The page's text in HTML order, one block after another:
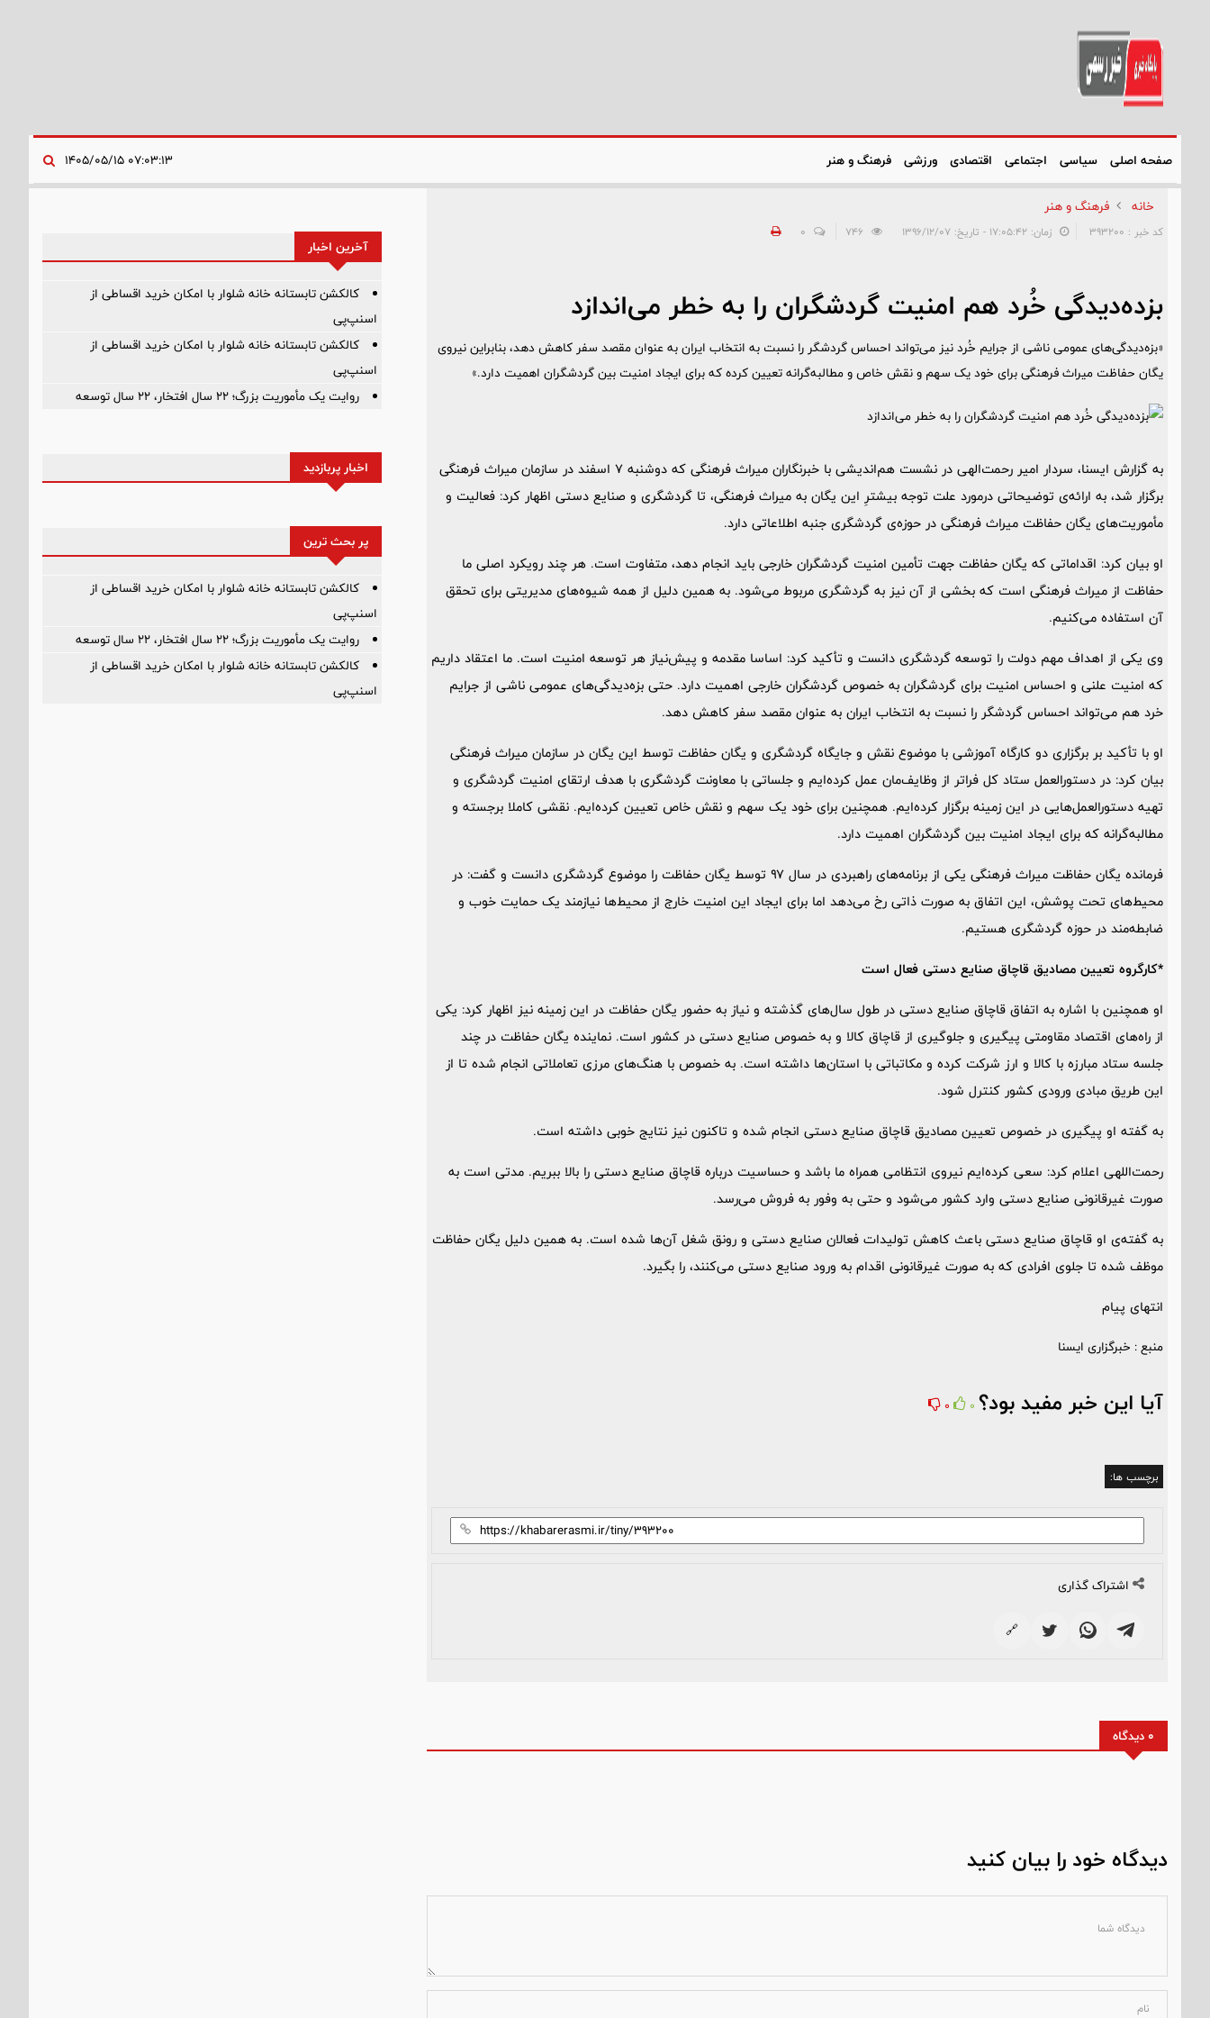
صفحه اصلی سیاسی اجتماعی اقتصادی ورزشی فرهنگ و هنر
خانه فرهنگ و هنر
کد خبر : 393200 زمان: ۱۷:۰۵:۴۲ - تاریخ: ۱۳۹۶/۱۲/۰۷ 0
بزده‌دیدگی خُرد هم امنیت گردشگران را به خطر می‌اندازد
«بزه‌دیدگی‌های عمومی ناشی از جرایم خُرد نیز می‌تواند احساس گردشگر را نسبت به انتخاب ایران به عنوان مقصد سفر کاهش دهد، بنابراین نیروی
یگان حفاظت میراث فرهنگی برای خود یک سهم و نقش خاص و مطالبه‌گرانه تعیین کرده که برای ایجاد امنیت بین گردشگران اهمیت دارد.»
به گزارش ایسنا، سردار امیر رحمت‌الهی در نشست هم‌اندیشی با خبرنگاران میراث فرهنگی که دوشنبه ۷ اسفند در سازمان میراث فرهنگی
برگزار شد، به ارائه‌ی توضیحاتی درمورد علت توجه بیشترِ این یگان به میراث فرهنگی، تا گردشگری و صنایع دستی اظهار کرد: فعالیت و
مأموریت‌های یگان حفاظت میراث فرهنگی در حوزه‌ی گردشگری جنبه اطلاعاتی دارد.
او بیان کرد: اقداماتی که یگان حفاظت جهت تأمین امنیت گردشگران خارجی باید انجام دهد، متفاوت است. هر چند رویکرد اصلی ما
حفاظت از میراث فرهنگی است که بخشی از آن نیز به گردشگری مربوط می‌شود. به همین دلیل از همه شیوه‌های مدیریتی برای تحقق
آن استفاده می‌کنیم.
وی یکی از اهداف مهم دولت را توسعه گردشگری دانست و تأکید کرد: اساسا مقدمه و پیش‌نیاز هر توسعه امنیت است. ما اعتقاد داریم
که امنیت علنی و احساس امنیت برای گردشگران به خصوص گردشگران خارجی اهمیت دارد. حتی بزه‌دیدگی‌های عمومی ناشی از جرایم
خرد هم می‌تواند احساس گردشگر را نسبت به انتخاب ایران به عنوان مقصد سفر کاهش دهد.
او با تأکید بر برگزاری دو کارگاه آموزشی با موضوع نقش و جایگاه گردشگری و یگان حفاظت توسط این یگان در سازمان میراث فرهنگی
بیان کرد: در دستورالعمل ستاد کل فراتر از وظایف‌مان عمل کرده‌ایم و جلساتی با معاونت گردشگری با هدف ارتقای امنیت گردشگری و
تهیه دستورالعمل‌هایی در این زمینه برگزار کرده‌ایم. همچنین برای خود یک سهم و نقش خاص تعیین کرده‌ایم. نقشی کاملا برجسته و
مطالبه‌گرانه که برای ایجاد امنیت بین گردشگران اهمیت دارد.
فرمانده یگان حفاظت میراث فرهنگی یکی از برنامه‌های راهبردی در سال ۹۷ توسط یگان حفاظت را موضوع گردشگری دانست و گفت: در
محیط‌های تحت پوشش، این اتفاق به صورت ذاتی رخ می‌دهد اما برای ایجاد این امنیت خارج از محیط‌ها نیازمند یک حمایت خوب و
ضابطه‌مند در حوزه گردشگری هستیم.
*کارگروه تعیین مصادیق قاچاق صنایع دستی فعال است
او همچنین با اشاره به اتفاق قاچاق صنایع دستی در طول سال‌های گذشته و نیاز به حضور یگان حفاظت در این زمینه نیز اظهار کرد: یکی
از راه‌های اقتصاد مقاومتی پیگیری و جلوگیری از قاچاق کالا و به خصوص صنایع دستی در کشور است. نماینده یگان حفاظت در چند
جلسه ستاد مبارزه با کالا و ارز شرکت کرده و مکاتباتی با استان‌ها داشته است. به خصوص با هنگ‌های مرزی تعاملاتی انجام شده تا از
این طریق مبادی ورودی کشور کنترل شود.
به گفته او پیگیری در خصوص تعیین مصادیق قاچاق صنایع دستی انجام شده و تاکنون نیز نتایج خوبی داشته است.
رحمت‌اللهی اعلام کرد: سعی کرده‌ایم نیروی انتظامی همراه ما باشد و حساسیت درباره قاچاق صنایع دستی را بالا ببریم. مدتی است به
صورت غیرقانونی صنایع دستی وارد کشور می‌شود و حتی به وفور به فروش می‌رسد.
به گفته‌ی او قاچاق صنایع دستی باعث کاهش تولیدات فعالان صنایع دستی و رونق شغل آن‌ها شده است. به همین دلیل یگان حفاظت
موظف شده تا جلوی افرادی که به صورت غیرقانونی اقدام به ورود صنایع دستی می‌کنند، را بگیرد.
انتهای پیام
منبع : خبرگزاری ایسنا
آیا این خبر مفید بود؟ 0
0
برچسب ها:
اشتراک گذاری
🔗
0 دیدگاه
دیدگاه خود را بیان کنید
آخرین اخبار
کالکشن تابستانه خانه شلوار با امکان خرید اقساطی از
اسنپ‌پی
کالکشن تابستانه خانه شلوار با امکان خرید اقساطی از
اسنپ‌پی
روایت یک مأموریت بزرگ؛ ۲۲ سال افتخار، ۲۲ سال توسعه
اخبار پربازدید
پر بحث ترین
کالکشن تابستانه خانه شلوار با امکان خرید اقساطی از
اسنپ‌پی
روایت یک مأموریت بزرگ؛ ۲۲ سال افتخار، ۲۲ سال توسعه
کالکشن تابستانه خانه شلوار با امکان خرید اقساطی از
اسنپ‌پی